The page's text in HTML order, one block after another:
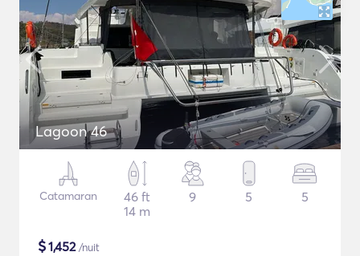
Lagoon 46
Catamaran
46 ft
14 m
9 5 5
$1,452/nuit